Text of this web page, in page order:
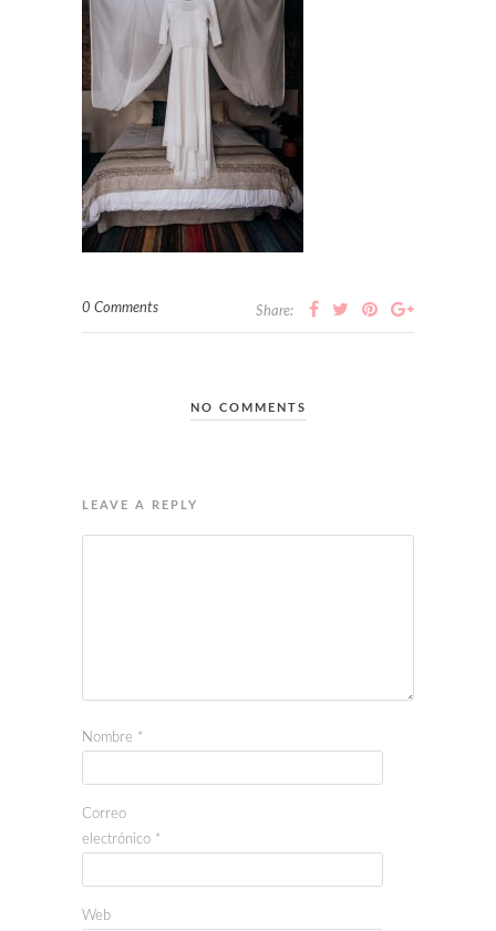
0 Comments Share:
NO COMMENTS
LEAVE A REPLY
Nombre *
Correo
electrónico *
Web